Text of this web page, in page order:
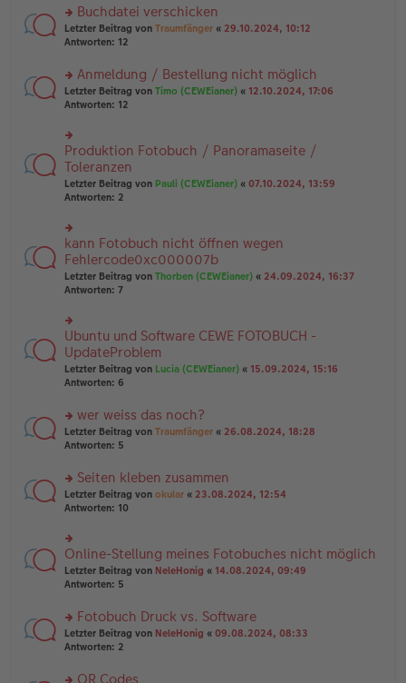
tr
a
g
e
n
er
tr
a
g
n
g
el
e
n
er
tr
a
g
rs
te
n
g
el
e
n
er
B
ei
tr
g
Buchdatei verschicken
Letzter Beitrag von Traumfänger « 29.10.2024, 10:12
Antworten: 12
rs
te
u
n
g
el
es
e
er
B
ei
tr
a
g
Anmeldung / Bestellung nicht möglich
Letzter Beitrag von Timo (CEWEianer) « 12.10.2024, 17:06
Antworten: 12
rs
te
r
u
n
el
es
e
n
er
tr
a
g
Produktion Fotobuch / Panoramaseite /
Toleranzen
Letzter Beitrag von Pauli (CEWEianer) « 07.10.2024, 13:59
Antworten: 2
rs
te
r
u
n
el
es
e
n
er
tr
a
g
kann Fotobuch nicht öffnen wegen
Fehlercode0xc000007b
Letzter Beitrag von Thorben (CEWEianer) « 24.09.2024, 16:37
Antworten: 7
rs
te
r
u
n
el
es
e
B
ei
tr
g
Ubuntu und Software CEWE FOTOBUCH -
UpdateProblem
Letzter Beitrag von Lucia (CEWEianer) « 15.09.2024, 15:16
Antworten: 6
rs
te
n
g
el
e
n
er
B
a
g
wer weiss das noch?
Letzter Beitrag von Traumfänger « 26.08.2024, 18:28
Antworten: 5
rs
te
u
n
g
el
es
n
er
B
Seiten kleben zusammen
Letzter Beitrag von okular « 23.08.2024, 12:54
Antworten: 10
rs
te
r
g
el
es
n
Online-Stellung meines Fotobuches nicht möglich
Letzter Beitrag von NeleHonig « 14.08.2024, 09:49
Antworten: 5
rs
te
Fotobuch Druck vs. Software
Letzter Beitrag von NeleHonig « 09.08.2024, 08:33
Antworten: 2
QR Codes